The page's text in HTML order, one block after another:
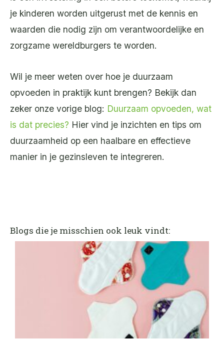
je kinderen worden uitgerust met de kennis en
waarden die nodig zijn om verantwoordelijke en
zorgzame wereldburgers te worden.
Wil je meer weten over hoe je duurzaam
opvoeden in praktijk kunt brengen? Bekijk dan
zeker onze vorige blog: Duurzaam opvoeden, wat
is dat precies? Hier vind je inzichten en tips om
duurzaamheid op een haalbare en effectieve
manier in je gezinsleven te integreren.
Blogs die je misschien ook leuk vindt: